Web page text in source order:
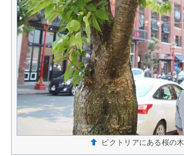
ビクトリアにある桜の木